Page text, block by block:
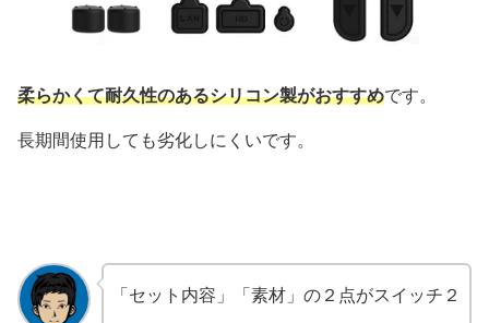
柔らかくて耐久性のあるシリコン製がおすすめです。
長期間使用しても劣化しにくいです。
「セット内容」「素材」の２点がスイッチ２